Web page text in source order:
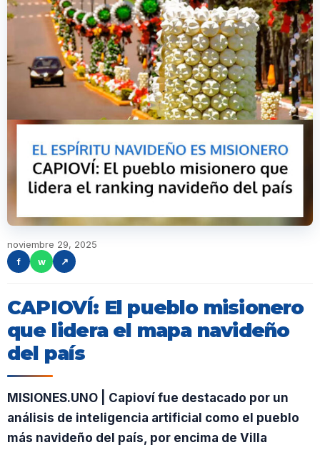
noviembre 29, 2025
f
w ↗
CAPIOVÍ: El pueblo misionero
que lidera el mapa navideño
del país
MISIONES.UNO | Capioví fue destacado por un
análisis de inteligencia artificial como el pueblo
más navideño del país, por encima de Villa